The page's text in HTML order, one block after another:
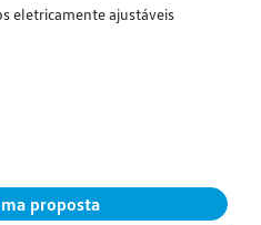
eletricamente ajustáveis
proposta